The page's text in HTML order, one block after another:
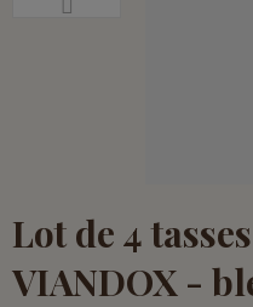
Lot de 4
VIANDOX -